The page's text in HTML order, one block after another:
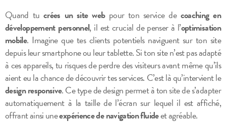
Quand tu crées un site webpour ton service de coaching en
développement personnel, il est crucial de penser à l’optimisation
mobile. Imagine que tes clients potentiels naviguent sur ton site
depuis leur smartphone ou leur tablette. Si ton site n’est pas adapté
à ces appareils, tu risques de perdre des visiteurs avant même qu’ils
aient eu la chance de découvrir tes services. C’est là qu’intervient le
design responsive. Ce type de design permet à ton site de s’adapter
automatiquement à la taille de l’écran sur lequel il est affiché,
offrant ainsi uneexpérience de navigation fluideet agréable.